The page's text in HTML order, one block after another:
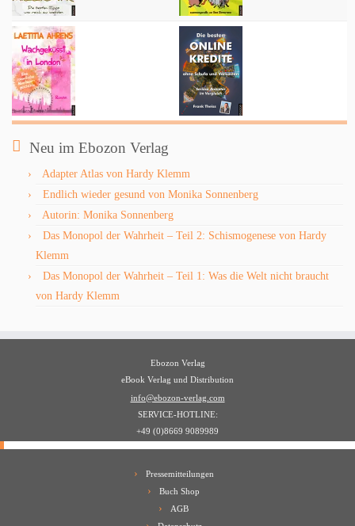
Neu im Ebozon Verlag
Adapter Atlas von Hardy Klemm
Endlich wieder gesund von Monika Sonnenberg
Autorin: Monika Sonnenberg
Das Monopol der Wahrheit – Teil 2: Schismogenese von Hardy
Klemm
Das Monopol der Wahrheit – Teil 1: Was die Welt nicht braucht
von Hardy Klemm
Ebozon Verlag
eBook Verlag und Distribution
info@ebozon-verlag.com
SERVICE-HOTLINE:
+49 (0)8669 9089989
Pressemitteilungen
Buch Shop
AGB